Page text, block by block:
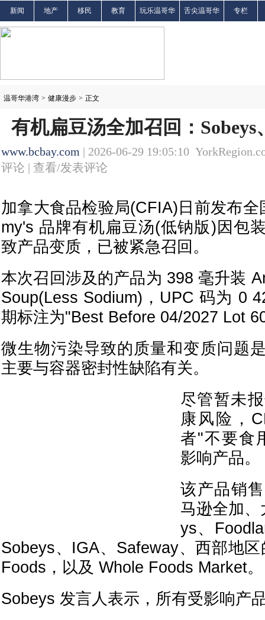
新闻 地产 移民 教育 玩乐温哥华 舌尖温哥华 专栏
温哥华港湾 > 健康漫步 > 正文
有机扁豆汤全加召回：
www.bcbay.com | 2026-06-29 19:05:10
评论 | 查看/发表评论
加拿大食品检验局(CFIA)日前发布
my's 品牌有机扁豆汤(低钠版)因包
致产品变质，已被紧急召回。
本次召回涉及的产品为 398 毫升装
Soup(Less Sodium)，UPC 码为 0
期标注为"Best Before 04/2027 Lot
微生物污染导致的质量和变质问题
主要与容器密封性缺陷有关。
尽管暂未
康风险，
者"不要食
影响产品。
该产品销
马逊全加
ys、
Sobeys、IGA、Safeway、西部地
Foods，以及 Whole Foods Market。
Sobeys 发言人表示，所有受影响产